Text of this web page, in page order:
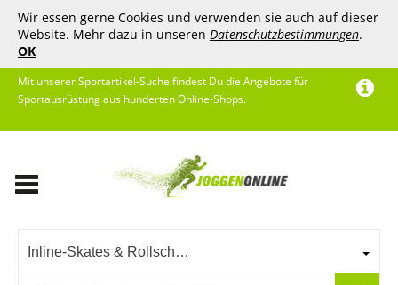
Wir essen gerne Cookies und verwenden sie auch auf dieser
Website. Mehr dazu in unseren Datenschutzbestimmungen.
OK
Mit unserer Sportartikel-Suche findest Du die Angebote für
Sportausrüstung aus hunderten Online-Shops.
Inline-Skates & Rollschuhe